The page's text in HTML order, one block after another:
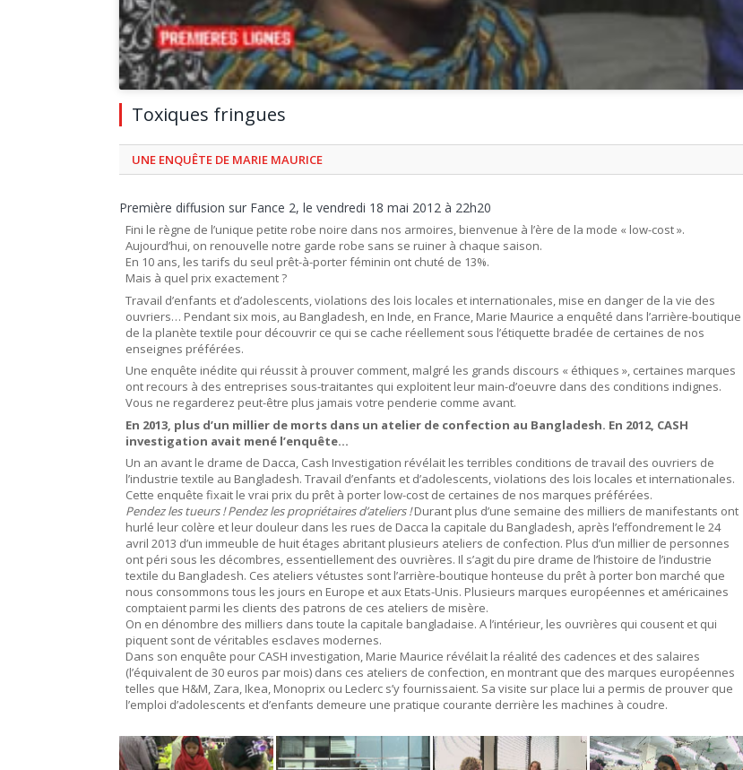
Toxiques fringues
UNE ENQUÊTE DE MARIE MAURICE
Première diffusion sur Fance 2, le vendredi 18 mai 2012 à 22h20
Fini le règne de l’unique petite robe noire dans nos armoires, bienvenue à l’ère de la mode « low-cost ».
Aujourd’hui, on renouvelle notre garde robe sans se ruiner à chaque saison.
En 10 ans, les tarifs du seul prêt-à-porter féminin ont chuté de 13%.
Mais à quel prix exactement ?
Travail d’enfants et d’adolescents, violations des lois locales et internationales, mise en danger de la vie des
ouvriers… Pendant six mois, au Bangladesh, en Inde, en France, Marie Maurice a enquêté dans l’arrière-boutique
de la planète textile pour découvrir ce qui se cache réellement sous l’étiquette bradée de certaines de nos
enseignes préférées.
Une enquête inédite qui réussit à prouver comment, malgré les grands discours « éthiques », certaines marques
ont recours à des entreprises sous-traitantes qui exploitent leur main-d’oeuvre dans des conditions indignes.
Vous ne regarderez peut-être plus jamais votre penderie comme avant.
En 2013, plus d’un millier de morts dans un atelier de confection au Bangladesh. En 2012, CASH
investigation avait mené l’enquête…
Un an avant le drame de Dacca, Cash Investigation révélait les terribles conditions de travail des ouvriers de
l’industrie textile au Bangladesh. Travail d’enfants et d’adolescents, violations des lois locales et internationales.
Cette enquête fixait le vrai prix du prêt à porter low-cost de certaines de nos marques préférées.
Pendez les tueurs ! Pendez les propriétaires d’ateliers !Durant plus d’une semaine des milliers de manifestants ont
hurlé leur colère et leur douleur dans les rues de Dacca la capitale du Bangladesh, après l’effondrement le 24
avril 2013 d’un immeuble de huit étages abritant plusieurs ateliers de confection. Plus d’un millier de personnes
ont péri sous les décombres, essentiellement des ouvrières. Il s’agit du pire drame de l’histoire de l’industrie
textile du Bangladesh. Ces ateliers vétustes sont l’arrière-boutique honteuse du prêt à porter bon marché que
nous consommons tous les jours en Europe et aux Etats-Unis. Plusieurs marques européennes et américaines
comptaient parmi les clients des patrons de ces ateliers de misère.
On en dénombre des milliers dans toute la capitale bangladaise. A l’intérieur, les ouvrières qui cousent et qui
piquent sont de véritables esclaves modernes.
Dans son enquête pour CASH investigation, Marie Maurice révélait la réalité des cadences et des salaires
(l’équivalent de 30 euros par mois) dans ces ateliers de confection, en montrant que des marques européennes
telles que H&M, Zara, Ikea, Monoprix ou Leclerc s’y fournissaient. Sa visite sur place lui a permis de prouver que
l’emploi d’adolescents et d’enfants demeure une pratique courante derrière les machines à coudre.